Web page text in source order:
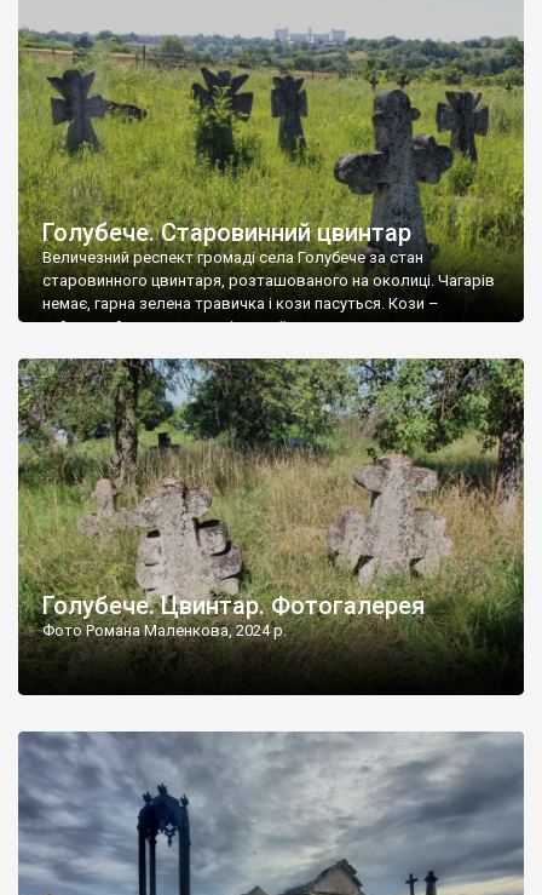
Голубече. Старовинний цвинтар
Величезний респект громаді села Голубече за стан
старовинного цвинтаря, розташованого на околиці. Чагарів
немає, гарна зелена травичка і кози пасуться. Кози –
найкращий регулятор шкідливої, для старих кладовищ,
бруньками, кози ті бруньки обгризають, бо то улюблений
делікатес. На цвинтарі у Голубечому ціла колекція
різноманітних форм хрестів. Село відносно невелике, […]
Голубече. Цвинтар. Фотогалерея
Фото Романа Маленкова, 2024 р.